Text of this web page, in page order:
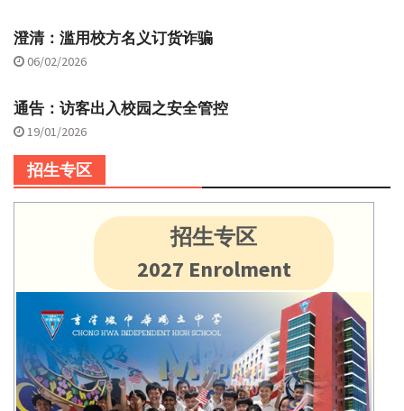
澄清：滥用校方名义订货诈骗
06/02/2026
通告：访客出入校园之安全管控
19/01/2026
招生专区
招生专区
2027 Enrolment